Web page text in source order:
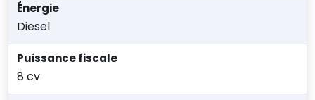
Énergie
Diesel
Puissance fiscale
8 cv